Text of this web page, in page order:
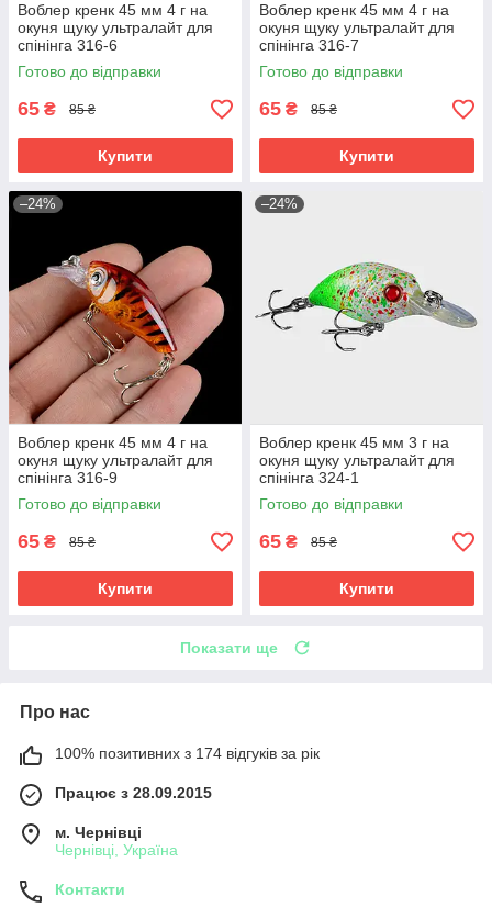
Воблер кренк 45 мм 4 г на
окуня щуку ультралайт для
спінінга 316-6
Готово до відправки
65 ₴ 85 ₴
Купити
Воблер кренк 45 мм 4 г на
окуня щуку ультралайт для
спінінга 316-7
Готово до відправки
65 ₴ 85 ₴
Купити
–24%
Воблер кренк 45 мм 4 г на
окуня щуку ультралайт для
спінінга 316-9
Готово до відправки
65 ₴ 85 ₴
Купити
–24%
Воблер кренк 45 мм 3 г на
окуня щуку ультралайт для
спінінга 324-1
Готово до відправки
65 ₴ 85 ₴
Купити
Показати ще
Про нас
100% позитивних з 174 відгуків за рік
Працює з 28.09.2015
м. Чернівці
Чернівці, Україна
Контакти